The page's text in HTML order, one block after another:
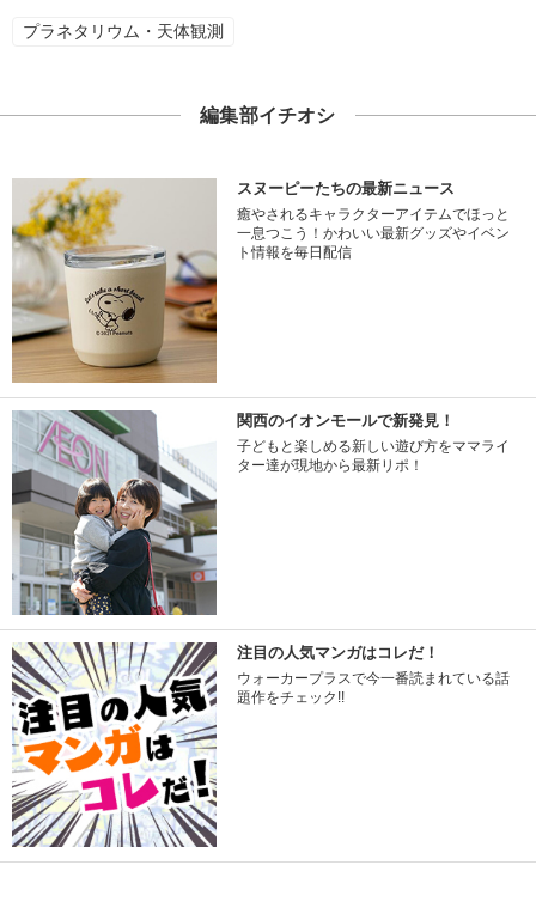
プラネタリウム・天体観測
編集部イチオシ
スヌーピーたちの最新ニュース
癒やされるキャラクターアイテムでほっと
一息つこう！かわいい最新グッズやイベン
ト情報を毎日配信
関西のイオンモールで新発見！
子どもと楽しめる新しい遊び方をママライ
ター達が現地から最新リポ！
注目の人気マンガはコレだ！
ウォーカープラスで今一番読まれている話
題作をチェック!!